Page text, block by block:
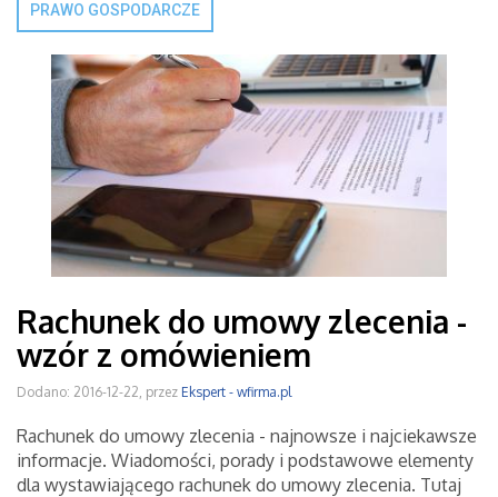
PRAWO GOSPODARCZE
Rachunek do umowy zlecenia -
wzór z omówieniem
Dodano: 2016-12-22, przez Ekspert - wfirma.pl
Rachunek do umowy zlecenia - najnowsze i najciekawsze
informacje. Wiadomości, porady i podstawowe elementy
dla wystawiającego rachunek do umowy zlecenia. Tutaj